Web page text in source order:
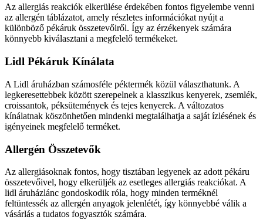
Az allergiás reakciók elkerülése érdekében fontos figyelembe venni
az allergén táblázatot, amely részletes információkat nyújt a
különböző pékáruk összetevőiről. Így az érzékenyek számára
könnyebb kiválasztani a megfelelő termékeket.
Lidl Pékáruk Kínálata
A Lidl áruházban számosféle péktermék közül választhatunk. A
legkeresettebbek között szerepelnek a klasszikus kenyerek, zsemlék,
croissantok, péksütemények és tejes kenyerek. A változatos
kínálatnak köszönhetően mindenki megtalálhatja a saját ízlésének és
igényeinek megfelelő terméket.
Allergén Összetevők
Az allergiásoknak fontos, hogy tisztában legyenek az adott pékáru
összetevőivel, hogy elkerüljék az esetleges allergiás reakciókat. A
lidl áruházlánc gondoskodik róla, hogy minden terméknél
feltüntessék az allergén anyagok jelenlétét, így könnyebbé válik a
vásárlás a tudatos fogyasztók számára.